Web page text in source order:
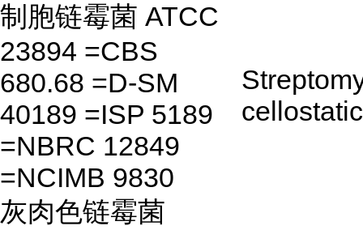
制胞链霉菌 ATCC
23894 =CBS
680.68 =D-SM
40189 =ISP 5189
=NBRC 12849
=NCIMB 9830
灰肉色链霉菌